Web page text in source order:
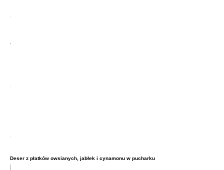
Deser z płatków owsianych, jabłek i cynamonu w pucharku